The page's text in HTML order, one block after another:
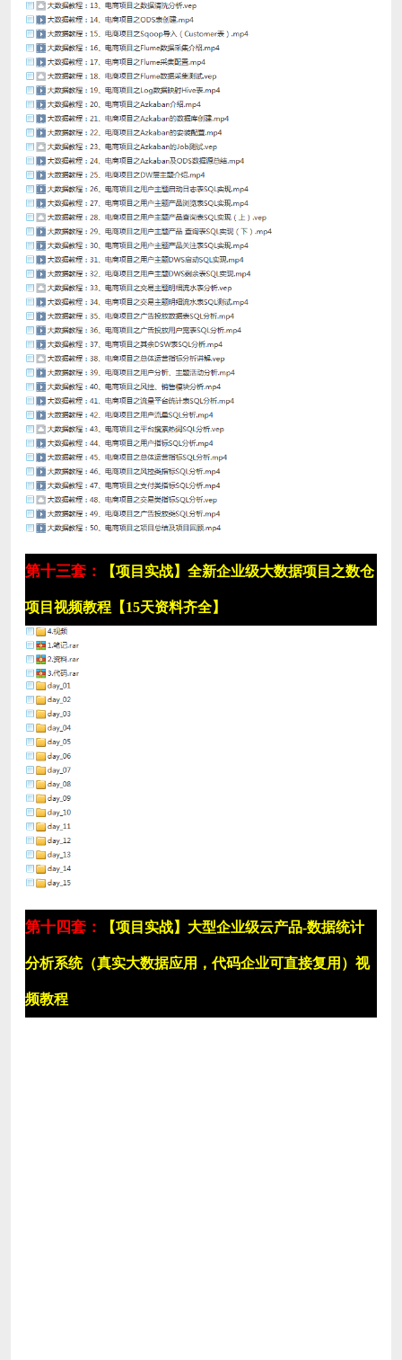
第十三套： 【项目实战】全新企业级大数据项目之数仓
项目视频教程【15天资料齐全】
第十四套： 【项目实战】大型企业级云产品-数据统计
分析系统（真实大数据应用，代码企业可直接复用）视
频教程